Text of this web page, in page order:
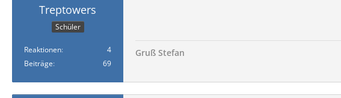
Treptowers
Schüler
Reaktionen
4
Beiträge
69
Gruß Stefan